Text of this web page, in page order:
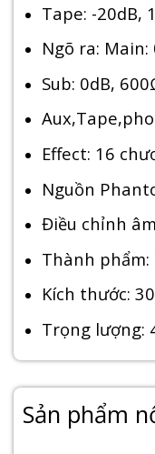
Tape: -20dB,
Ngõ ra:
Sub: 0dB,
Effect: 16
Nguồn
Điều chỉnh
Thành phẩm:
Kích thước:
Trọng lượng:
Sản phẩm